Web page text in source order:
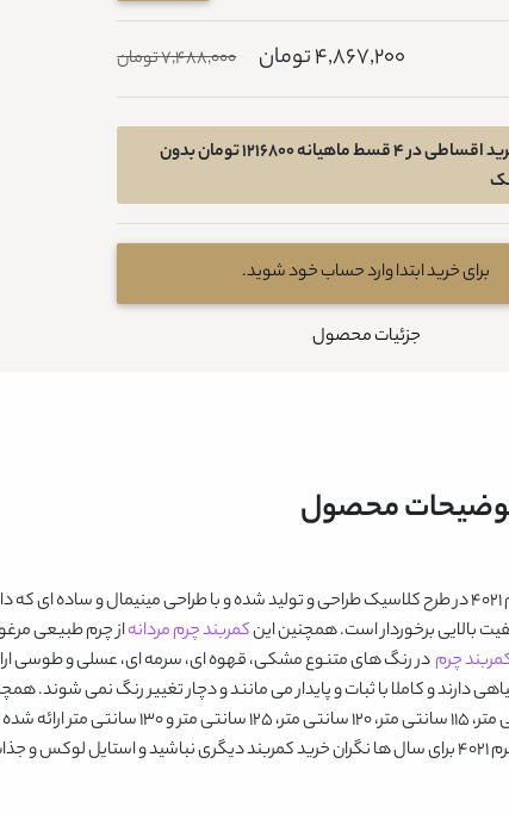
4,867,200 تومان 7,488,000 تومان
امکان خرید اقساطی در 4 قسط ماهیانه 1216800 تومان بدون
برای خرید ابتدا وارد حساب خود شوید.
جزئیات محصول
محصول
در طرح کلاسیک طراحی و تولید شده و با طراحی مینیمال و ساده ای
بالایی برخوردار است. همچنین اینکمربند چرم مردانهاز چرم طبیعی
چرم در رنگ های متنوعمشکی، قهوه ای، سرمه ای، عسلی و طوسی
دارند و کاملا با ثبات و پایدار می مانند و دچار تغییر رنگ نمی
برای سال ها نگران خرید کمربند دیگری نباشید و استایل لوکس و